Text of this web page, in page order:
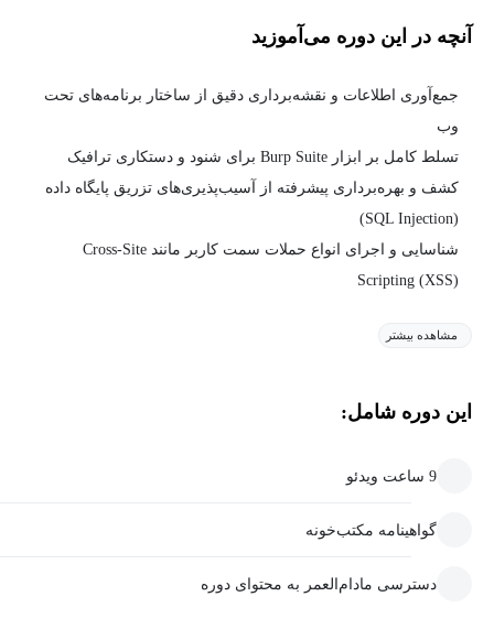
آنچه در این دوره می‌آموزید
جمع‌آوری اطلاعات و نقشه‌برداری دقیق از ساختار برنامه‌های تحت
وب
تسلط کامل بر ابزار Burp Suite برای شنود و دستکاری ترافیک
کشف و بهره‌برداری پیشرفته از آسیب‌پذیری‌های تزریق پایگاه داده
(SQL Injection)
شناسایی و اجرای انواع حملات سمت کاربر مانند Cross-Site
Scripting (XSS)
مشاهده بیشتر
این دوره شامل:
9 ساعت ویدئو
گواهینامه مکتب‌خونه
دسترسی مادام‌العمر به محتوای دوره